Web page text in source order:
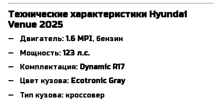
Технические характеристики Hyundai
Venue 2025
Двигатель:1.6 MPI, бензин
Мощность:123 л.с.
Комплектация: Dynamic R17
Цвет кузова: Ecotronic Gray
Тип кузова: кроссовер